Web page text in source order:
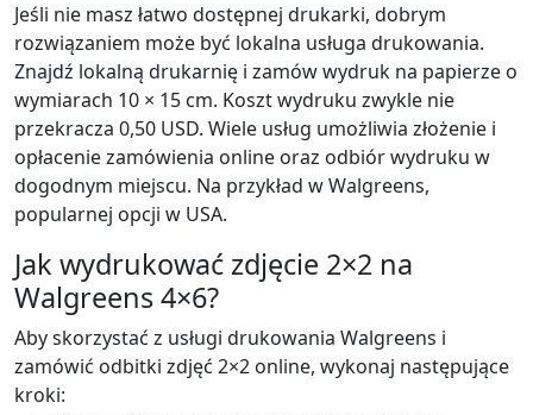
Jeśli nie masz łatwo dostępnej drukarki, dobrym
rozwiązaniem może być lokalna usługa drukowania.
Znajdź lokalną drukarnię i zamów wydruk na papierze o
wymiarach 10 × 15 cm. Koszt wydruku zwykle nie
przekracza 0,50 USD. Wiele usług umożliwia złożenie i
opłacenie zamówienia online oraz odbiór wydruku w
dogodnym miejscu. Na przykład w Walgreens,
popularnej opcji w USA.
Jak wydrukować zdjęcie 2×2 na
Walgreens 4×6?
Aby skorzystać z usługi drukowania Walgreens i
zamówić odbitki zdjęć 2×2 online, wykonaj następujące
kroki: